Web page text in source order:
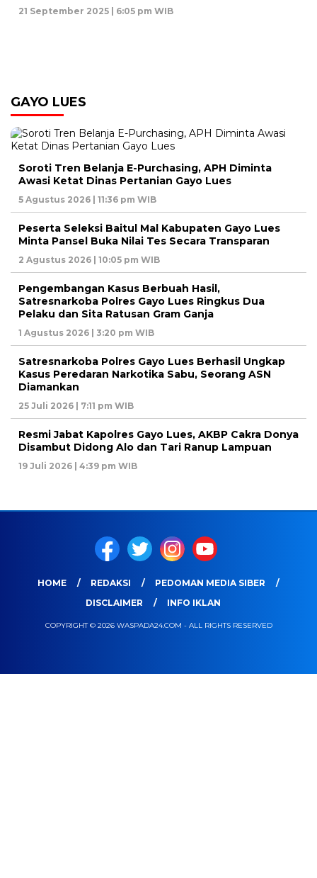
21 September 2025 | 6:05 pm WIB
GAYO LUES
Soroti Tren Belanja E-Purchasing, APH Diminta
Awasi Ketat Dinas Pertanian Gayo Lues
5 Agustus 2026 | 11:36 pm WIB
Peserta Seleksi Baitul Mal Kabupaten Gayo Lues
Minta Pansel Buka Nilai Tes Secara Transparan
2 Agustus 2026 | 10:05 pm WIB
Pengembangan Kasus Berbuah Hasil,
Satresnarkoba Polres Gayo Lues Ringkus Dua
Pelaku dan Sita Ratusan Gram Ganja
1 Agustus 2026 | 3:20 pm WIB
Satresnarkoba Polres Gayo Lues Berhasil Ungkap
Kasus Peredaran Narkotika Sabu, Seorang ASN
Diamankan
25 Juli 2026 | 7:11 pm WIB
Resmi Jabat Kapolres Gayo Lues, AKBP Cakra Donya
Disambut Didong Alo dan Tari Ranup Lampuan
19 Juli 2026 | 4:39 pm WIB
HOME REDAKSI
PEDOMAN MEDIA SIBER
DISCLAIMER
INFO IKLAN
COPYRIGHT © 2026 WASPADA24.COM - ALL RIGHTS RESERVED